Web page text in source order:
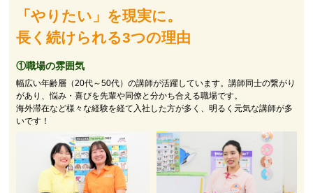
「やりたい」を現実に。
長く続けられる3つの理由
①職場の雰囲気
幅広い年齢層（20代～50代）の講師が活躍しています。講師同士の繋がり
があり、悩み・喜びを先輩や同僚と分かち合える職場です。
海外滞在など様々な経験を経て入社した方が多く、明るく元気な講師が多
いです！